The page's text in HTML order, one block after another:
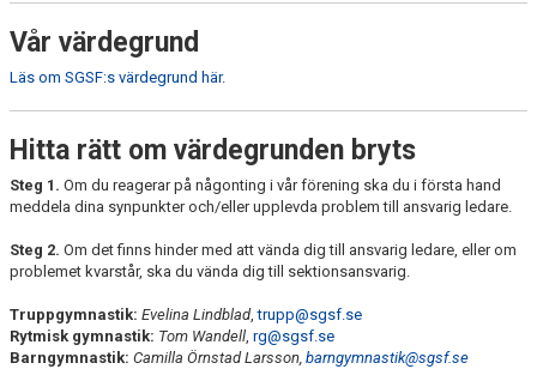
Vår värdegrund
Läs om SGSF:s värdegrund här.
Hitta rätt om värdegrunden bryts
Steg 1. Om du reagerar på någonting i vår förening ska du i första hand
meddela dina synpunkter och/eller upplevda problem till ansvarig ledare.
Steg 2. Om det finns hinder med att vända dig till ansvarig ledare, eller om
problemet kvarstår, ska du vända dig till sektionsansvarig.
Truppgymnastik: Evelina Lindblad,trupp@sgsf.se
Rytmisk gymnastik: Tom Wandell, rg@sgsf.se
Barngymnastik: Camilla Örnstad Larsson, barngymnastik@sgsf.se